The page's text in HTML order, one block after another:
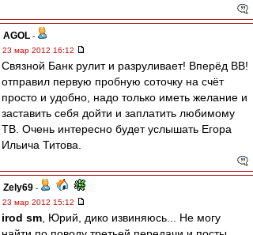
AGOL -
23 мар 2012 16:12
Связной Банк рулит и разруливает! Вперёд ВВ!
отправил первую пробную соточку на счёт
просто и удобно, надо только иметь желание и
заставить себя дойти и заплатить любимому
ТВ. Очень интересно будет услышать Егора
Ильича Титова.
Zely69 -
23 мар 2012 15:12
irod sm , Юрий, дико извиняюсь... Не могу